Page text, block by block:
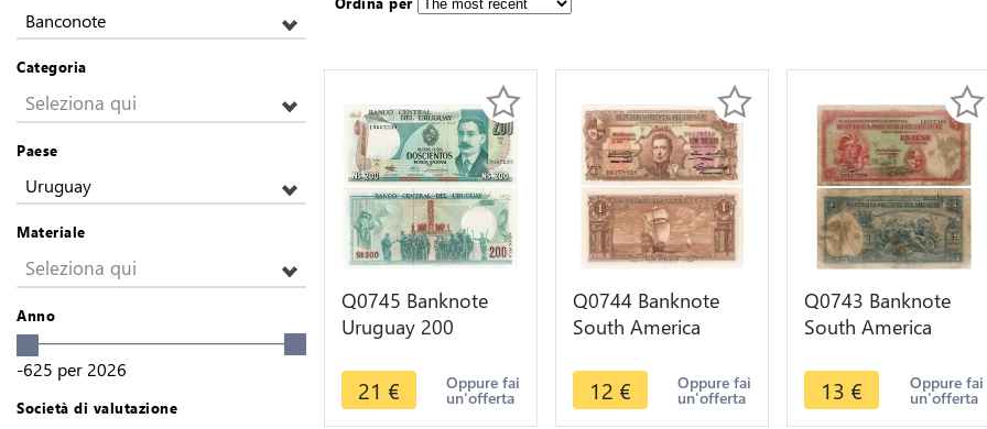
Banconote
Categoria
Seleziona qui
Paese
Uruguay
Materiale
Seleziona qui
Anno
-625 per 2026
Società di valutazione
Q0745 Banknote
Uruguay 200
Enriqué Rodo 1986
UNC
21 € Oppure fai
un'offerta
Q0744 Banknote
South America
José Gervasio
Artigas 1939 UNC
12 € Oppure fai
un'offerta
Q0743 Banknote
South America
1935 VF ->Make
Offer
13 € Oppure fai
un'offerta